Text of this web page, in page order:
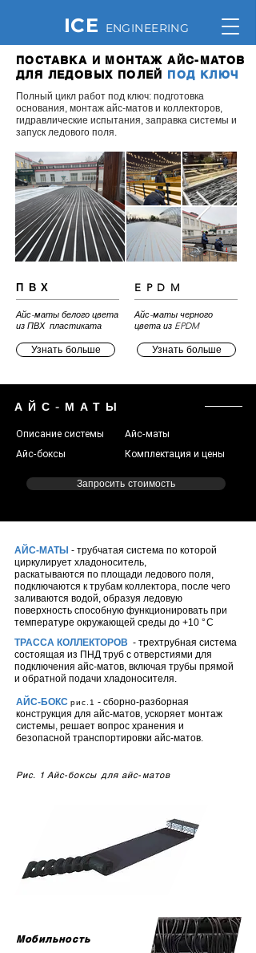
ICE ENGINEERING
ПОСТАВКА И МОНТАЖ АЙС-МАТОВ
ДЛЯ ЛЕДОВЫХ ПОЛЕЙ ПОД КЛЮЧ
Полный цикл работ под ключ: подготовка
основания, монтаж айс-матов и коллекторов,
гидравлические испытания, заправка системы и
запуск ледового поля.
ПВХ
Айс-маты белого цвета
из ПВХ пластиката
Узнать больше
EPDM
Айс-маты черного
цвета из EPDM
Узнать больше
АЙС-МАТЫ
Описание системы
Айс-маты
Айс-боксы
Комплектация и цены
Запросить стоимость
АЙС-МАТЫ - трубчатая система по которой
циркулирует хладоноситель,
раскатываются по площади ледового поля,
подключаются к трубам коллектора, после чего
заливаются водой, образуя ледовую
поверхность способную функционировать при
температуре окружающей среды до +10 °С
ТРАССА КОЛЛЕКТОРОВ - трехтрубная система
состоящая из ПНД труб с отверстиями для
подключения айс-матов, включая трубы прямой
и обратной подачи хладоносителя.
АЙС-БОКС рис.1 - сборно-разборная
конструкция для айс-матов, ускоряет монтаж
системы, решает вопрос хранения и
безопасной транспортировки айс-матов.
Рис. 1 Айс-боксы для айс-матов
Мобильность